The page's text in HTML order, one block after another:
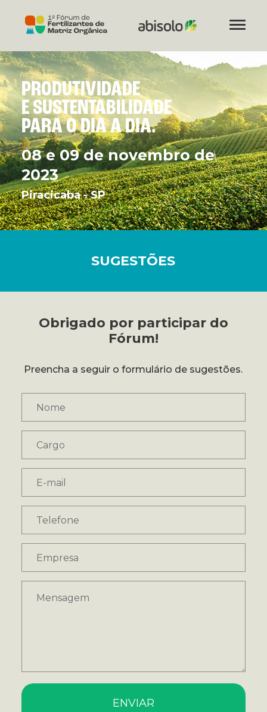
PRODUTIVIDADE
E SUSTENTABILIDADE
PARA O DIA A DIA.
08 e 09 de novembro de
2023
Piracicaba - SP
SUGESTÕES
Obrigado por participar do
Fórum!
Preencha a seguir o formulário de sugestões.